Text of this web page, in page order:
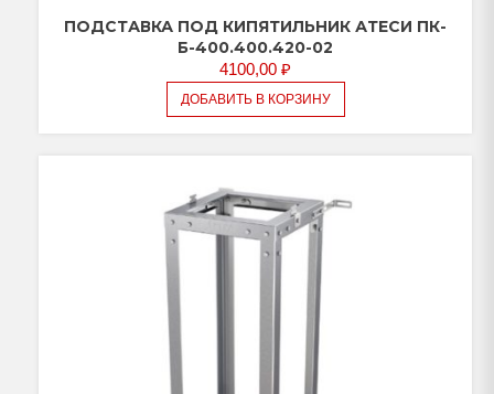
ПОДСТАВКА ПОД КИПЯТИЛЬНИК АТЕСИ ПК-
Б-400.400.420-02
4100,00 ₽
ДОБАВИТЬ В КОРЗИНУ